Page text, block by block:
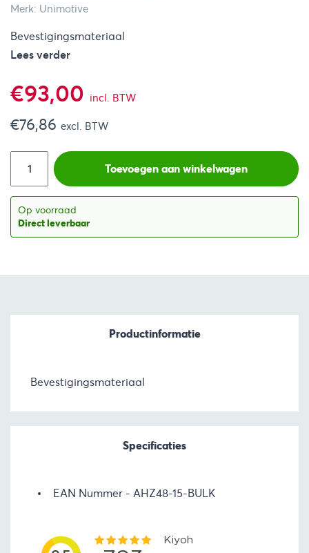
Merk: Unimotive
Bevestigingsmateriaal
Lees verder
€93,00 incl. BTW
€76,86 excl. BTW
Toevoegen aan winkelwagen
Op voorraad
Direct leverbaar
Productinformatie
Bevestigingsmateriaal
Specificaties
EAN Nummer AHZ48-15-BULK